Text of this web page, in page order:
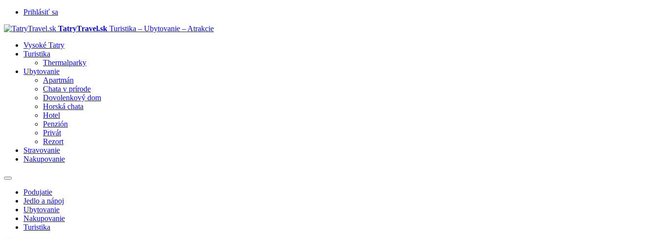
Prihlásiť sa
TatryTravel.sk Turistika – Ubytovanie – Atrakcie
Vysoké Tatry
Turistika
Thermalparky
Ubytovanie
Apartmán
Chata v prírode
Dovolenkový dom
Horská chata
Hotel
Penzión
Privát
Rezort
Stravovanie
Nakupovanie
Prepnúť
navigáciuPodujatie
Jedlo a nápoj
Ubytovanie
Nakupovanie
Turistika